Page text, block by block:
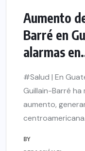
Aumento
Barré en
alarmas
#Salud | En
Guillain-Barré
aumento,
BY